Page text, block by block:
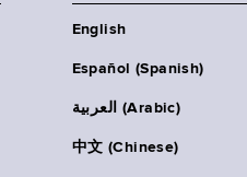
English
Español (Spanish)
العربية (Arabic)
中文 (Chinese)